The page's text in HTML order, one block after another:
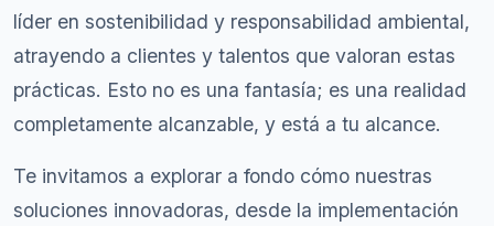
líder en sostenibilidad y responsabilidad ambiental,
atrayendo a clientes y talentos que valoran estas
prácticas. Esto no es una fantasía; es una realidad
completamente alcanzable, y está a tu alcance.
Te invitamos a explorar a fondo cómo nuestras
soluciones innovadoras, desde la implementación